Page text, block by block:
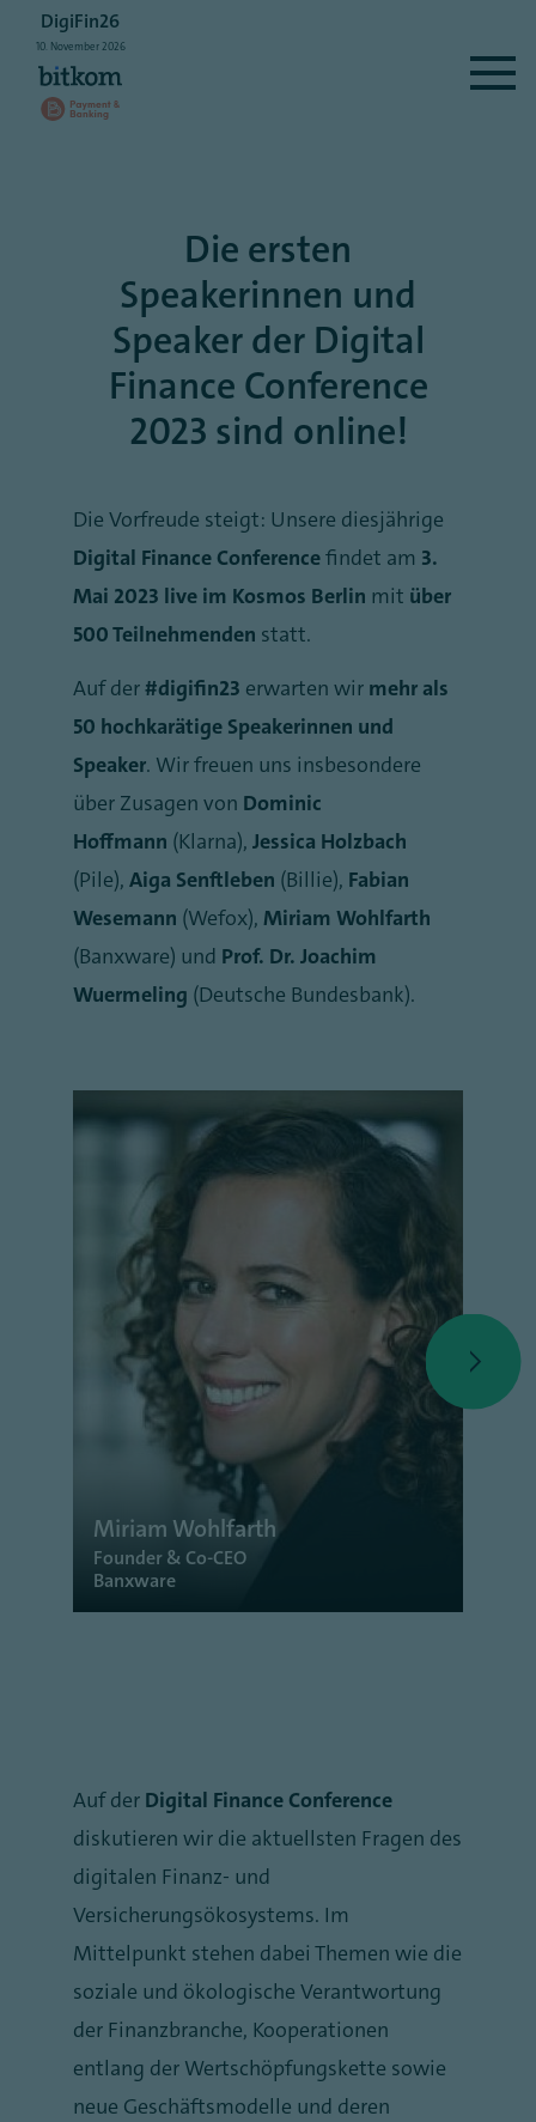
Die ersten
Speakerinnen und
Speaker der Digital
Finance Conference
2023 sind online!
Die Vorfreude steigt: Unsere diesjährige
Digital Finance Conferencefindet am 3.
Mai 2023 live im Kosmos Berlin mit über
500 Teilnehmenden statt.
Auf der#digifin23 erwarten wir mehr als
50 hochkarätige Speakerinnen und
Speaker. Wir freuen uns insbesondere
über Zusagen von Dominic
Hoffmann (Klarna), Jessica Holzbach
(Pile), Aiga Senftleben (Billie), Fabian
Wesemann (Wefox), Miriam Wohlfarth
(Banxware) und Prof. Dr. Joachim
Wuermeling (Deutsche Bundesbank).
Miriam Wohlfarth
Founder & Co-CEO
Banxware
Auf der Digital Finance Conference
diskutieren wir die aktuellsten Fragen des
digitalen Finanz- und
Versicherungsökosystems. Im
Mittelpunkt stehen dabei Themen wie die
soziale und ökologische Verantwortung
der Finanzbranche, Kooperationen
entlang der Wertschöpfungskette sowie
neue Geschäftsmodelle und deren
DigiFin26
10. November2026